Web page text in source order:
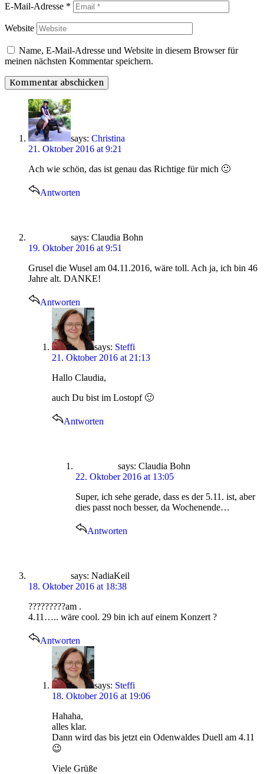
E-Mail-Adresse *
Website
Name, E-Mail-Adresse und Website in diesem Browser für
meinen nächsten Kommentar speichern.
says: Christina
21. Oktober 2016 at 9:21
Ach wie schön, das ist genau das Richtige für mich 🙂
Antworten
says: Claudia Bohn
19. Oktober 2016 at 9:51
Grusel die Wusel am 04.11.2016, wäre toll. Ach ja, ich bin 46
Jahre alt. DANKE!
Antworten
says: Steffi
21. Oktober 2016 at 21:13
Hallo Claudia,
auch Du bist im Lostopf 🙂
Antworten
says: Claudia Bohn
22. Oktober 2016 at 13:05
Super, ich sehe gerade, dass es der 5.11. ist, aber
dies passt noch besser, da Wochenende…
Antworten
says: NadiaKeil
18. Oktober 2016 at 18:38
?????????am .
4.11….. wäre cool. 29 bin ich auf einem Konzert ?
Antworten
says: Steffi
18. Oktober 2016 at 19:06
Hahaha,
alles klar.
Dann wird das bis jetzt ein Odenwaldes Duell am 4.11
😉
Viele Grüße